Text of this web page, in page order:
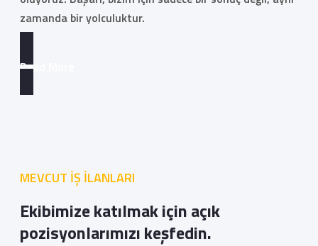
zamanda bir yolculuktur.
Read More
MEVCUT İŞ İLANLARI
Ekibimize katılmak için açık
pozisyonlarımızı keşfedin.